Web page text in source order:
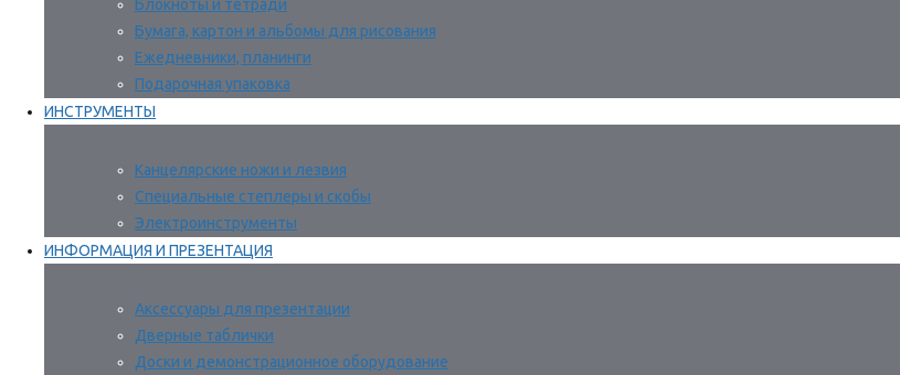
Блокноты и тетради
Бумага, картон и альбомы для рисования
Ежедневники, планинги
Подарочная упаковка
ИНСТРУМЕНТЫ
Канцелярские ножи и лезвия
Специальные степлеры и скобы
Электроинструменты
ИНФОРМАЦИЯ И ПРЕЗЕНТАЦИЯ
Аксессуары для презентации
Дверные таблички
Доски и демонстрационное оборудование